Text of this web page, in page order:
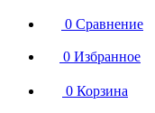
0 Сравнение
0 Избранное
0 Корзина